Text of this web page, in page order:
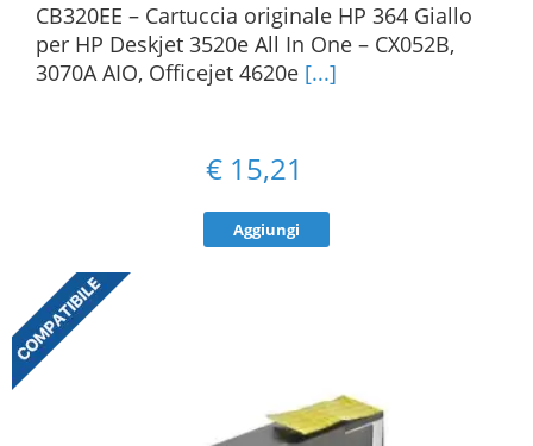
CB320EE – Cartuccia originale HP 364 Giallo
per HP Deskjet 3520e All In One – CX052B,
3070A AIO, Officejet 4620e [...]
€ 15,21
Aggiungi